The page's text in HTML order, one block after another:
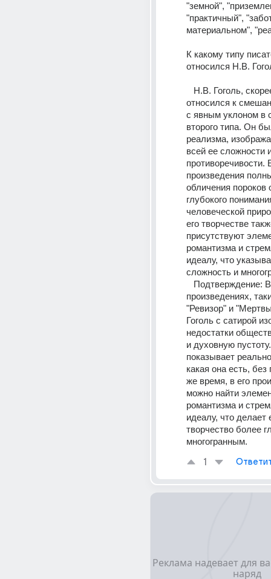
"земной",
"практичный",
материальном",
К какому типу
относился Н.В.
относился к
с явным уклоном в
второго типа. Он
реализма,
всей ее сложности
противоречивости.
произведения
обличения пороков
глубокого
человеческой
его творчестве
присутствуют
романтизма и
идеалу, что
сложность и
произведениях,
"Ревизор" и
Гоголь с сатирой
недостатки
и духовную
показывает
какая она есть, без
же время, в его
можно найти
романтизма и
идеалу, что делает
творчество более
многогранным.
1